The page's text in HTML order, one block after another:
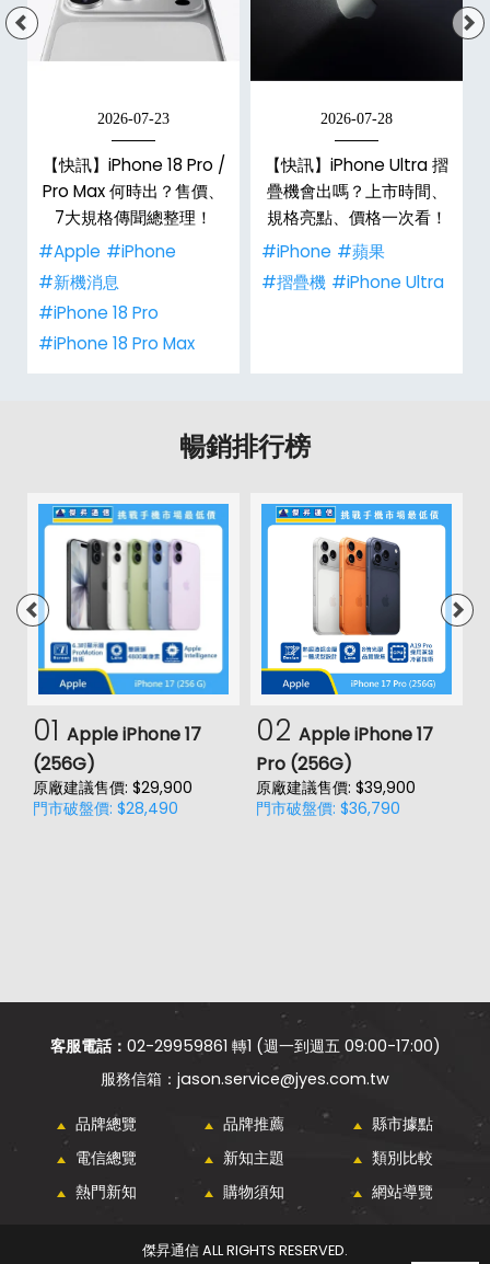
2026-07-23
【快訊】iPhone 18 Pro /
Pro Max 何時出？售價、
7大規格傳聞總整理！
#Apple #iPhone
#新機消息
#iPhone 18 Pro
#iPhone 18 Pro Max
2026-07-28
【快訊】iPhone Ultra 摺
疊機會出嗎？上市時間、
規格亮點、價格一次看！
#iPhone #蘋果
#摺疊機 #iPhone Ultra
暢銷排行榜
01 Apple iPhone 17
(256G)
原廠建議售價: $29,900
門市破盤價: $28,490
02 Apple iPhone 17
Pro (256G)
原廠建議售價: $39,900
門市破盤價: $36,790
客服電話： 02-29959861 轉1 (週一到週五 09:00-17:00)
jason.service@jyes.com.tw
品牌總覽 品牌推薦
縣市據點
電信總覽
新知主題
類別比較
熱門新知
購物須知 網站導覽
傑昇通信 ALL RIGHTS RESERVED.